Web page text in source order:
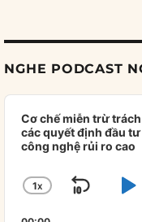
NGHE PODCAST
Audio
Player
Cơ chế miễn trừ
các quyết định đầu
công nghệ rủi ro cao
CHANGE
1X
SKIP